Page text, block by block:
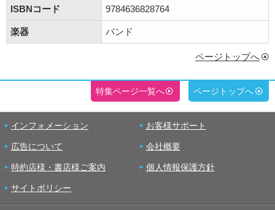
ISBNコード 9784636828764
楽器 バンド
ページトップへ
特集ページ一覧へ ページトップへ
インフォメーション お客様サポート
広告について 会社概要
特約店様・書店様ご案内 個人情報保護方針
サイトポリシー